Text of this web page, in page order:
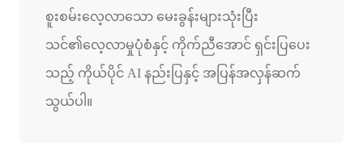
စူးစမ်းလေ့လာသော မေးခွန်းများသုံးပြီး
သင်၏လေ့လာမှုပုံစံနှင့် ကိုက်ညီအောင် ရှင်းပြပေး
သည့် ကိုယ်ပိုင် AI နည်းပြနှင့် အပြန်အလှန်ဆက်
သွယ်ပါ။